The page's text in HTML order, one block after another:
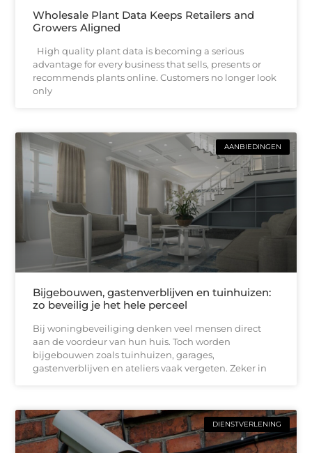
Wholesale Plant Data Keeps Retailers and
Growers Aligned
High quality plant data is becoming a serious
advantage for every business that sells, presents or
recommends plants online. Customers no longer look
only
AANBIEDINGEN
Bijgebouwen, gastenverblijven en tuinhuizen:
zo beveilig je het hele perceel
Bij woningbeveiliging denken veel mensen direct
aan de voordeur van hun huis. Toch worden
bijgebouwen zoals tuinhuizen, garages,
gastenverblijven en ateliers vaak vergeten. Zeker in
DIENSTVERLENING